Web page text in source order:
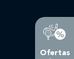
Ofertas